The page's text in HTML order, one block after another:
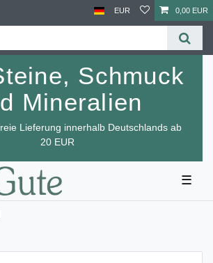
EUR 0,00 EUR
Schmuck
Mineralien
Lieferung innerhalb Deutschlands ab
20 EUR
☰